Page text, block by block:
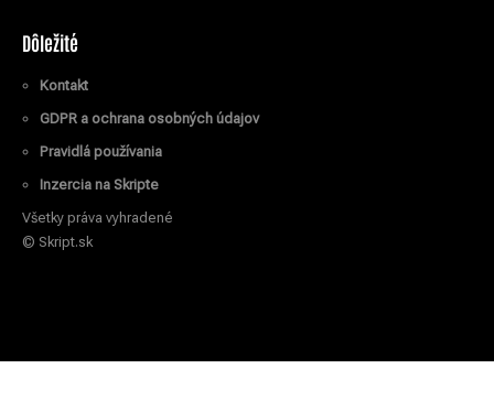
Dôležité
Kontakt
GDPR a ochrana osobných údajov
Pravidlá používania
Inzercia na Skripte
Všetky práva vyhradené
© Skript.sk